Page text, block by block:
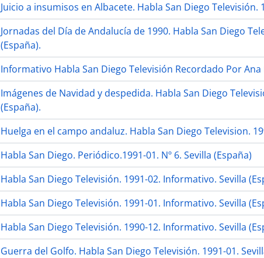
Juicio a insumisos en Albacete. Habla San Diego Televisión.
Jornadas del Día de Andalucía de 1990. Habla San Diego
(España).
Informativo Habla San Diego Televisión Recordado Por Ana
Imágenes de Navidad y despedida. Habla San Diego
(España).
Huelga en el campo andaluz. Habla San Diego Television.
Habla San Diego. Periódico.1991-01. Nº 6. Sevilla (España)
Habla San Diego Televisión. 1991-02. Informativo. Sevilla
Habla San Diego Televisión. 1991-01. Informativo. Sevilla
Habla San Diego Televisión. 1990-12. Informativo. Sevilla
Guerra del Golfo. Habla San Diego Televisión. 1991-01.